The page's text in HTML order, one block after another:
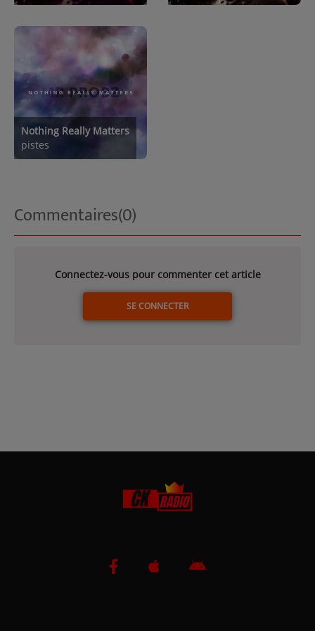
Nothing Really Matters
pistes
Commentaires(0)
Connectez-vous pour commenter cet article
SE CONNECTER